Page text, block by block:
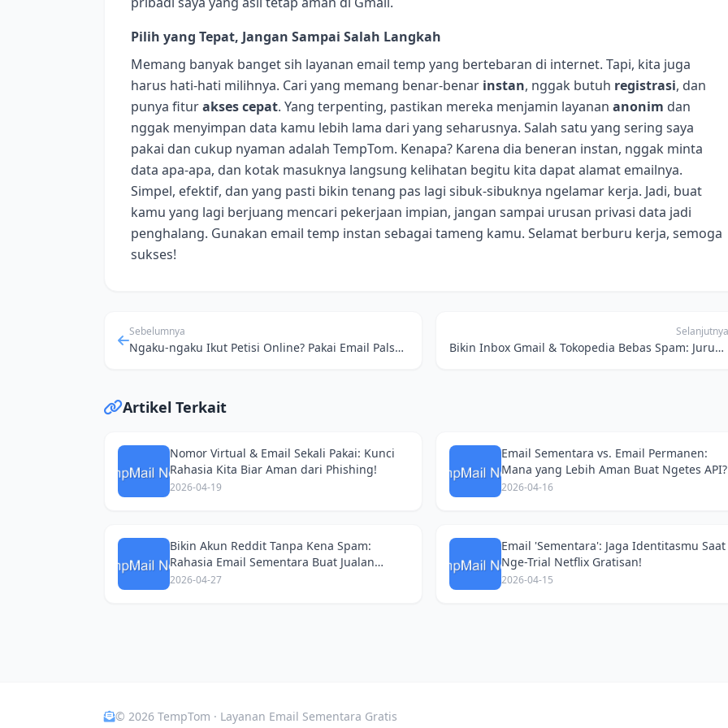
Pilih yang Tepat, Jangan Sampai Salah Langkah
Memang banyak banget sih layanan email temp yang bertebaran di internet. Tapi, kita juga
harus hati-hati milihnya. Cari yang memang benar-benar instan, nggak butuh registrasi, dan
punya fiturakses cepat. Yang terpenting, pastikan mereka menjamin layanan anonim dan
nggak menyimpan data kamu lebih lama dari yang seharusnya. Salah satu yang sering saya
pakai dan cukup nyaman adalah TempTom. Kenapa? Karena dia beneran instan, nggak minta
data apa-apa, dan kotak masuknya langsung kelihatan begitu kita dapat alamat emailnya.
Simpel, efektif, dan yang pasti bikin tenang pas lagi sibuk-sibuknya ngelamar kerja. Jadi, buat
kamu yang lagi berjuang mencari pekerjaan impian, jangan sampai urusan privasi data jadi
penghalang. Gunakan email temp instan sebagai tameng kamu. Selamat berburu kerja, semoga
sukses!
Sebelumnya
Ngaku-ngaku Ikut Petisi Online? Pakai Email Palsu Biar Nggak Diteror Promo Habis-Habisan!
Selanjutnya
Bikin Inbox Gmail & Tokopedia Bebas Spam: Jurus Jitu Pakai Email Sementara
Artikel Terkait
Nomor Virtual & Email Sekali Pakai: Kunci
Rahasia Kita Biar Aman dari Phishing!
2026-04-19
Email Sementara vs. Email Permanen:
Mana yang Lebih Aman Buat Ngetes API?
2026-04-16
Bikin Akun Reddit Tanpa Kena Spam:
Rahasia Email Sementara Buat Jualan
Online
2026-04-27
Email 'Sementara': Jaga Identitasmu Saat
Nge-Trial Netflix Gratisan!
2026-04-15
© 2026 TempTom · Layanan Email Sementara Gratis